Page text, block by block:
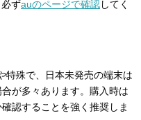
ずauのページで確認してく
特殊で、日本未発売の端末は
が多々あります。購入時は
認することを強く推奨しま